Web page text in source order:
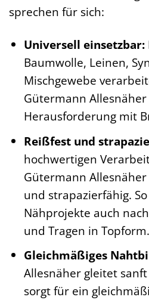
sprechen für sich:
Universell einsetzbar:
Baumwolle, Leinen,
Mischgewebe
Gütermann
Herausforderung mit
Reißfest und
hochwertigen
Gütermann
und strapazierfähig.
Nähprojekte auch
und Tragen in Topform.
Gleichmäßiges
Allesnäher gleitet
sorgt für ein